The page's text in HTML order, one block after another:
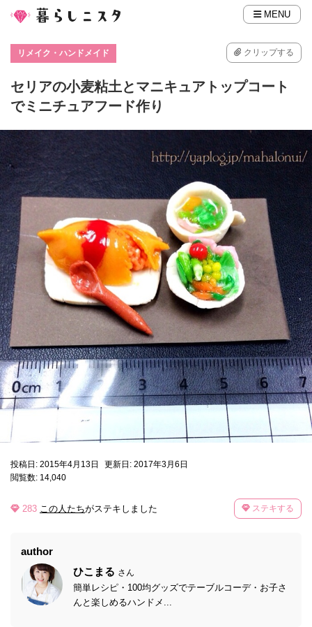
MENU
リメイク・ハンドメイド クリップする
セリアの小麦粘土とマニキュアトップコート
でミニチュアフード作り
投稿日: 2015年4月13日
更新日: 2017年3月6日
閲覧数: 14,040
283 この人たちがステキしました ステキする
author
ひこまる さん
簡単レシピ・100均グッズでテーブルコーデ・お子さ
んと楽しめるハンドメ...